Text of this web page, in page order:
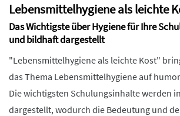
Lebensmittelhygiene als leichte
Das Wichtigste über Hygiene für Ihre
und bildhaft dargestellt
"Lebensmittelhygiene als leichte Kost"
das Thema Lebensmittelhygiene auf
Die wichtigsten Schulungsinhalte werden
dargestellt, wodurch die Bedeutung und